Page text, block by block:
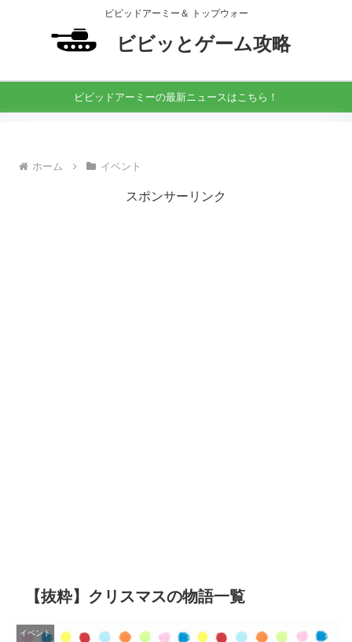
ビビッドアーミー＆ トップウォー
ビビッとゲーム攻略
ビビッドアーミーの最新ニュースはこちら！
ホーム イベント
スポンサーリンク
【抜粋】クリスマスの物語一覧
イベント